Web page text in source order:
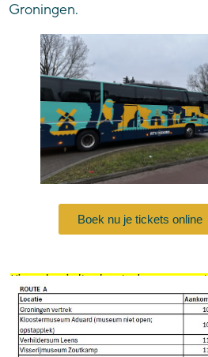
Groningen.
Boek nu je tickets online
Hieronder vindt u de actuele –